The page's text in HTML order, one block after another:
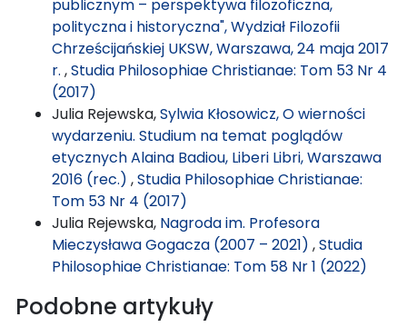
publicznym – perspektywa filozoficzna,
polityczna i historyczna", Wydział Filozofii
Chrześcijańskiej UKSW, Warszawa, 24 maja 2017
r. ,Studia Philosophiae Christianae: Tom 53 Nr 4
(2017)
Julia Rejewska,Sylwia Kłosowicz, O wierności
wydarzeniu. Studium na temat poglądów
etycznych Alaina Badiou, Liberi Libri, Warszawa
2016 (rec.) ,Studia Philosophiae Christianae:
Tom 53 Nr 4 (2017)
Julia Rejewska, Nagroda im. Profesora
Mieczysława Gogacza (2007 – 2021) ,Studia
Philosophiae Christianae: Tom 58 Nr 1 (2022)
Podobne artykuły